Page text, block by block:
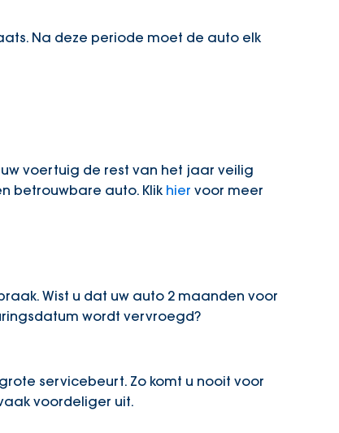
Na deze periode moet de auto elk
voertuig de rest van het jaar veilig
betrouwbare auto. Klik hier voor meer
Wist u dat uw auto 2 maanden voor
wordt vervroegd?
servicebeurt. Zo komt u nooit voor
voordeliger uit.